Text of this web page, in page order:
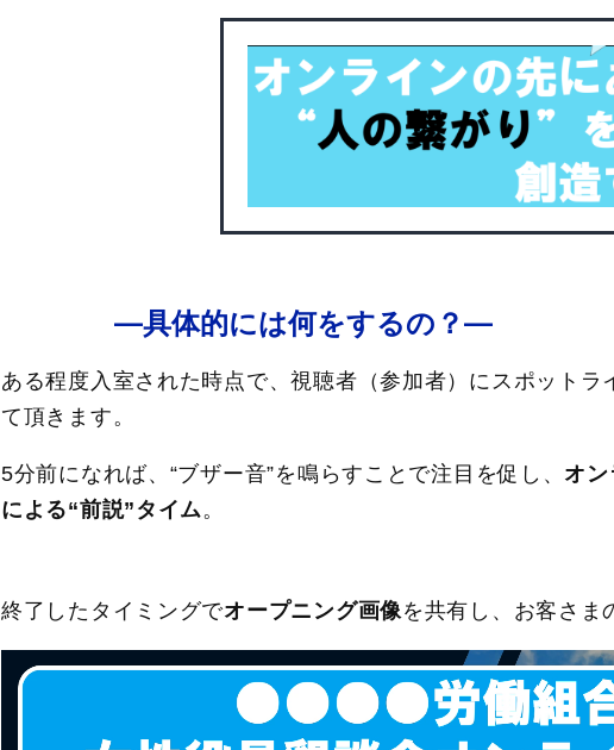
―具体的には何をするの？―
ある程度入室された時点で、視聴者（参加者）にスポットラ
て頂きます。
5分前になれば、“ブザー音”を鳴らすことで注目を促し、 オ
による“前説”タイム。
終了したタイミングでオープニング画像を共有し、お客さま